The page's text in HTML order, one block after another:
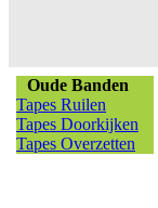
Oude Banden
Tapes Ruilen
Tapes Doorkijken
Tapes Overzetten